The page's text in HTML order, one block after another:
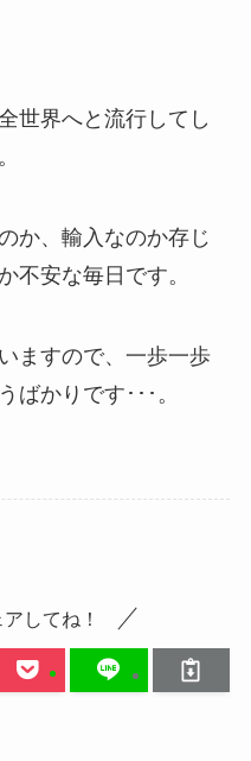
世界へと流行してし
か、輸入なのか存じ
不安な毎日です。
ますので、一歩一歩
ばかりです･･･。
してね！